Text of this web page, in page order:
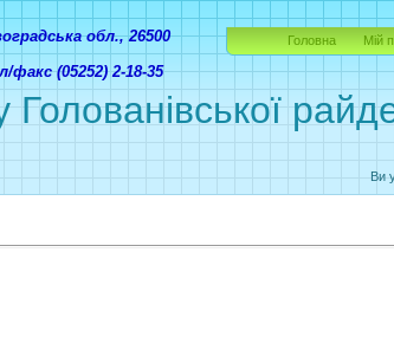
Ви
обл., 26500
(05252) 2-18-35
Головна Мій